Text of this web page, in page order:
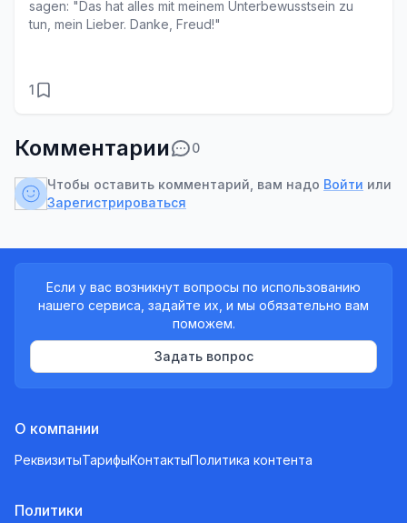
sagen: "Das hat alles mit meinem Unterbewusstsein zu
tun, mein Lieber. Danke, Freud!"
1
Комментарии 0
Чтобы оставить комментарий, вам надо Войти или
Зарегистрироваться
О компании
РеквизитыТарифыКонтактыПолитика контента
Политики
Если у вас возникнут вопросы по использованию
нашего сервиса, задайте их, и мы обязательно вам
поможем.
Задать вопрос